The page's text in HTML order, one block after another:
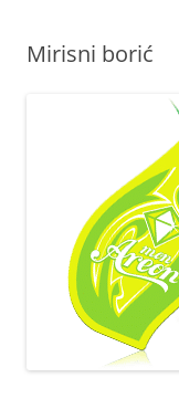
Mirisni borić